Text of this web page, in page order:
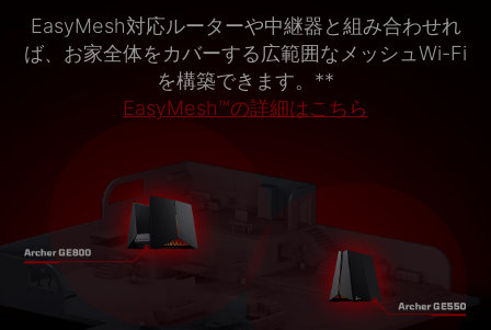
EasyMesh対応ルーターや中継器と組み合わせれ
ば、お家全体をカバーする広範囲なメッシュWi-Fi
を構築できます。 **
EasyMesh™の詳細はこちら